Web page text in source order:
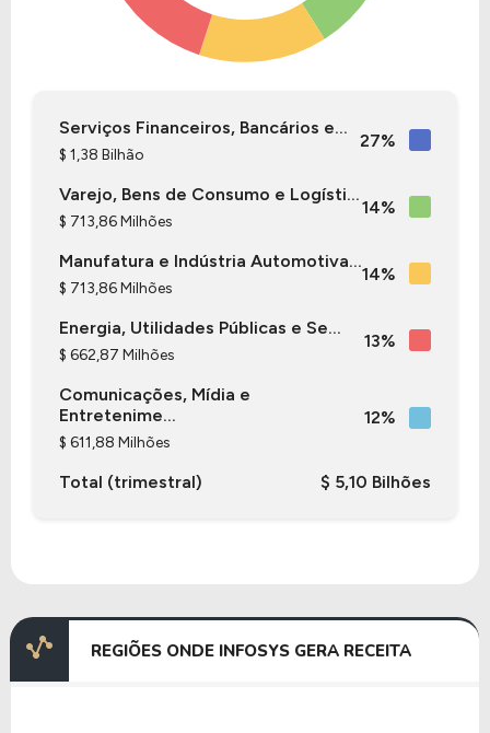
Serviços Financeiros, Bancários e...
$ 1,38 Bilhão
27%
Varejo, Bens de Consumo e Logísti...
$ 713,86 Milhões
14%
Manufatura e Indústria Automotiva...
$ 713,86 Milhões
14%
Energia, Utilidades Públicas e Se...
$ 662,87 Milhões
13%
Comunicações, Mídia e
Entretenime...
$ 611,88 Milhões
12%
Total (trimestral) $ 5,10 Bilhões
REGIÕES ONDE INFOSYS GERA RECEITA